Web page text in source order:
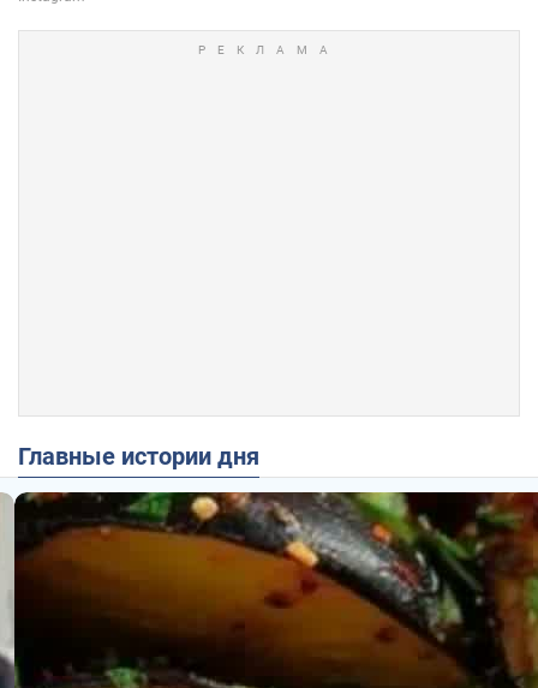
Главные истории дня